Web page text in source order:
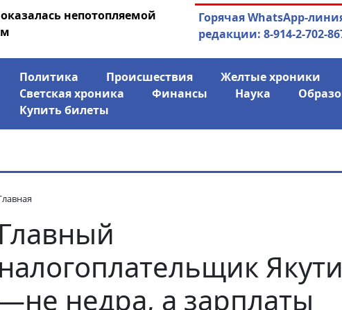
непотопляемой
03.08.2026АЛРОСА ушла в
Горячая WhatsApp-
редакции: 8-914-2-702-
Политика Происшествия Желтые хроники
Светская хроника
Финансы Наука
Купить билеты
Главный
налогоплательщик
недра, а зарплаты